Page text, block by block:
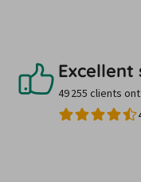
Excellent
49 255 clients